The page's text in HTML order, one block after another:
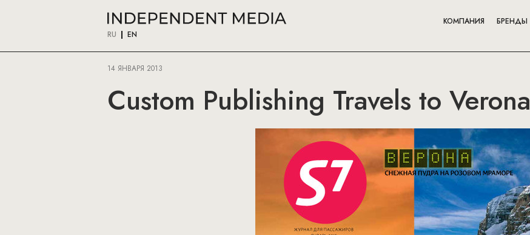
RU EN
КОМПАНИЯ БРЕНДЫ
14 ЯНВАРЯ 2013
Custom Publishing Travels to Verona